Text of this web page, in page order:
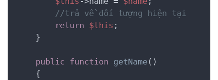
//trả về đối tượng hiện tại
return $this ;
    }
public function getName()
    {